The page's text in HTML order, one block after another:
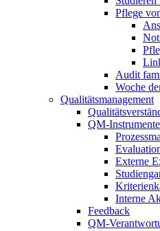
Pflege
Audit
Woche
Qualitätsmanagement
QM-Instrumente
Externe
Interne
Feedback
QM-